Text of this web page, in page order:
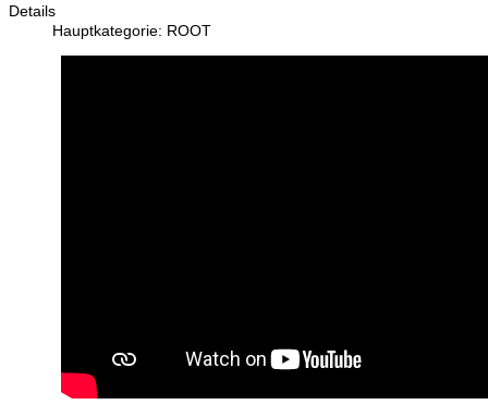
Details
Hauptkategorie: ROOT